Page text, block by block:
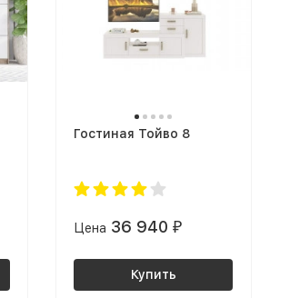
Гостиная Тойво 8
Цена 36 940 ₽
Купить